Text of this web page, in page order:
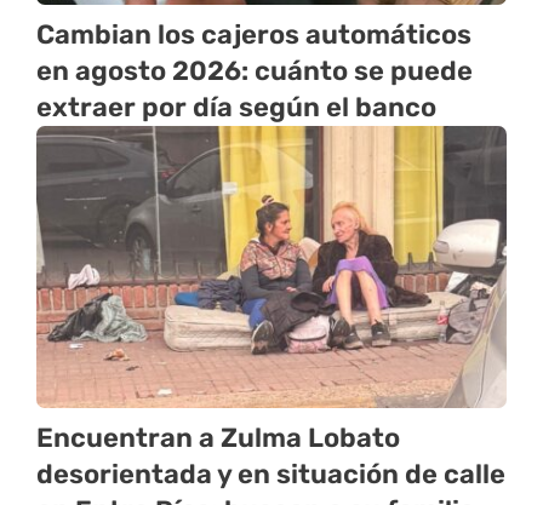
Cambian los cajeros automáticos
en agosto 2026: cuánto se puede
extraer por día según el banco
Encuentran a Zulma Lobato
desorientada y en situación de calle